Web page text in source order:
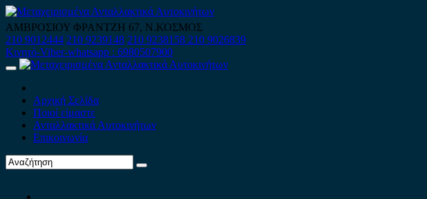
Skip
to
content
ΑΜΒΡΟΣΙΟΥ ΦΡΑΝΤΖΗ 67, Ν.ΚΟΣΜΟΣ
210 9012444 210 9239148 210 9238158 210 9026839
Κινητό-Viber-whatsapp : 6980507900
Primary
Αρχική Σελίδα
Ποιοί είμαστε
Ανταλλακτικά Αυτοκινήτων
Επικοινωνία